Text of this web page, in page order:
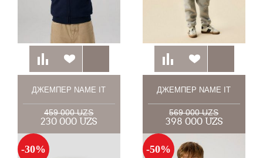
ДЖЕМПЕР NAME IT
459 000 UZS
230 000 UZS
ДЖЕМПЕР NAME IT
569 000 UZS
398 000 UZS
-30% -50%